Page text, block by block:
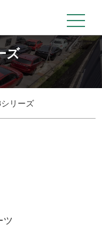
t
o
g
g
l
n
a
v
ズ
リーズ
ツ